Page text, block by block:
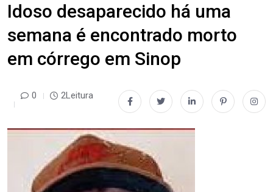
Idoso desaparecido há uma
semana é encontrado morto
em córrego em Sinop
0 2Leitura